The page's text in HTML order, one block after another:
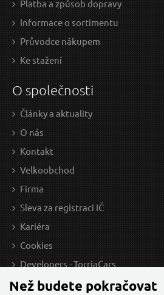
Platba a způsob dopravy
Informace o sortimentu
Průvodce nákupem
Ke stažení
O společnosti
Články a aktuality
O nás
Kontakt
Velkoobchod
Firma
Sleva za registraci IČ
Kariéra
Cookies
Developers - TorriaCars
Než budete pokračovat